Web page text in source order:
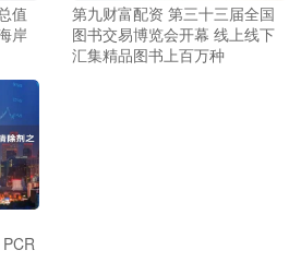
值
岸
第九财富配资 第三十三届全国
图书交易博览会开幕 线上线下
汇集精品图书上百万种